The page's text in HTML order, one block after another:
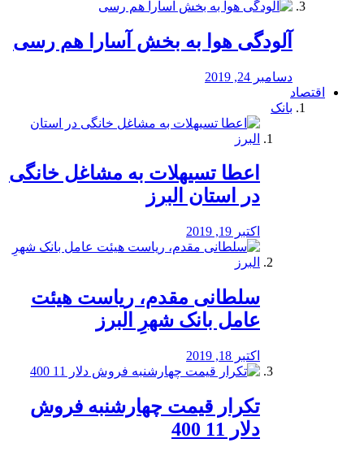
آلودگی هوا به بخش آسارا هم رسی
دسامبر 24, 2019
اقتصاد
بانک
️اعطا تسیهلات به مشاغل خانگی
در استان البرز
اکتبر 19, 2019
سلطانی مقدم، ریاست هیئت
عامل بانک شهرِ البرز
اکتبر 18, 2019
تکرار قیمت چهارشنبه فروش
دلار 11 400